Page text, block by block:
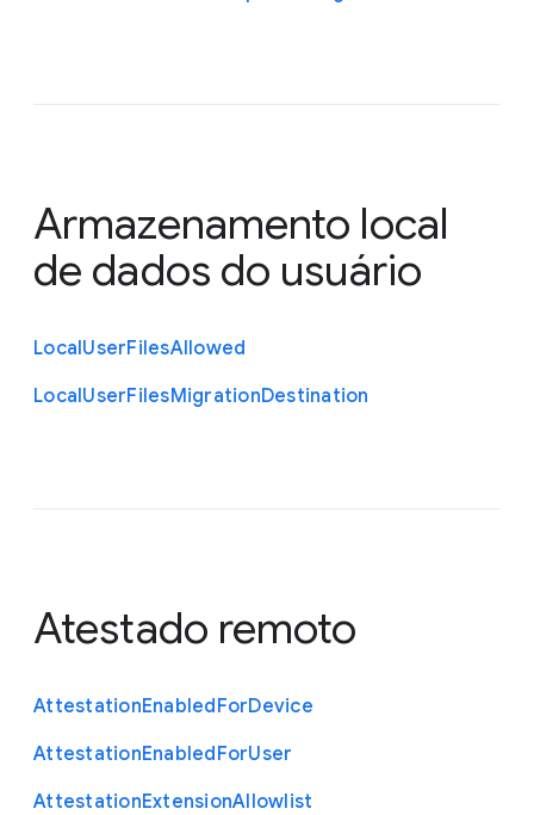
Armazenamento local
de dados do usuário
LocalUserFilesAllowed
LocalUserFilesMigrationDestination
Atestado remoto
AttestationEnabledForDevice
AttestationEnabledForUser
AttestationExtensionAllowlist